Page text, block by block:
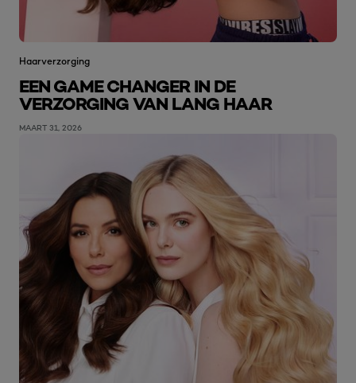
Haarverzorging
EEN GAME CHANGER IN DE
VERZORGING VAN LANG HAAR
MAART 31, 2026